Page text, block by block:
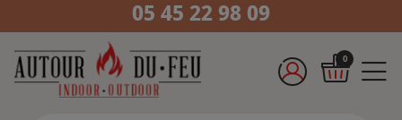
05 45 22 98 09
0